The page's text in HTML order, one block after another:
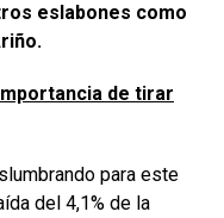
eslabones como
de tirar
para este
del 4,1% de la